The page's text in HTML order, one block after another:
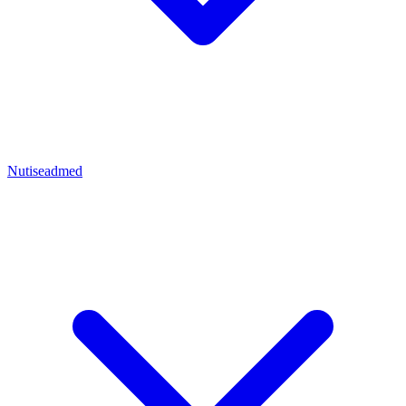
Nutiseadmed